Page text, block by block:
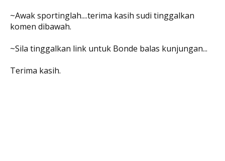
~Awak sportinglah....terima kasih sudi tinggalkan
komen dibawah.
~Sila tinggalkan link untuk Bonde balas kunjungan...
Terima kasih.